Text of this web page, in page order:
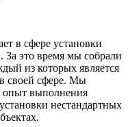
в сфере установки
это время мы собрали
из которых является
своей сфере. Мы
опыт выполнения
нестандартных